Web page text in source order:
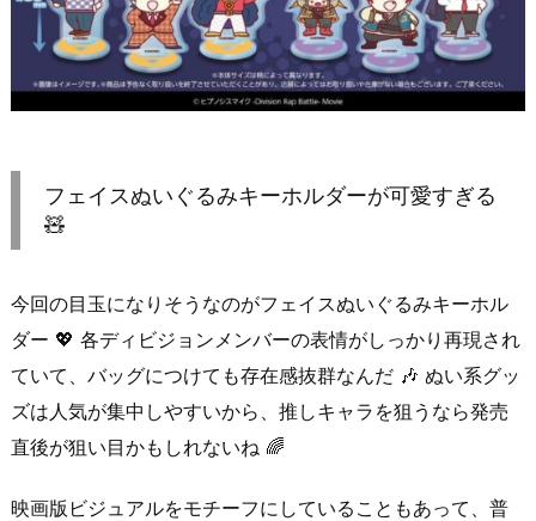
フェイスぬいぐるみキーホルダーが可愛すぎる
🧸
今回の目玉になりそうなのがフェイスぬいぐるみキーホル
ダー 💖 各ディビジョンメンバーの表情がしっかり再現され
ていて、バッグにつけても存在感抜群なんだ 🎶 ぬい系グッ
ズは人気が集中しやすいから、推しキャラを狙うなら発売
直後が狙い目かもしれないね 🌈
映画版ビジュアルをモチーフにしていることもあって、普